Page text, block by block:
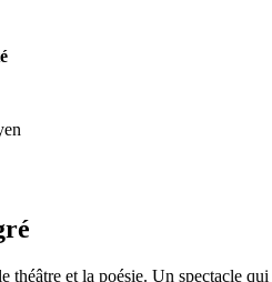
théâtre et la poésie. Un spectacle